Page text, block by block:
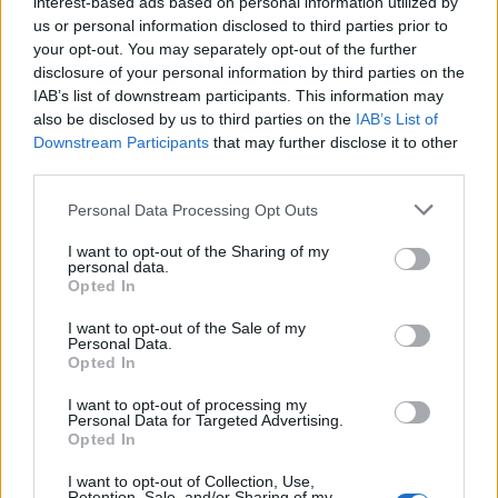
us or personal information disclosed to third parties prior to
your opt-out. You may separately opt-out of the further
disclosure of your personal information by third parties on the
IAB’s list of downstream participants. This information may
also be disclosed by us to third parties on the IAB’s List of
Downstream Participants that may further disclose it to other
Personal Data Processing Opt Outs
I want to opt-out of the Sharing of my
personal data.
Opted In
I want to opt-out of the Sale of my
Personal Data.
Opted In
I want to opt-out of processing my
Personal Data for Targeted Advertising.
Opted In
I want to opt-out of Collection, Use,
Simptomi začepljenih arterija
MSD navodi da “ateroskleroza obično ne izaziva simptome
sve dok značajno ne suzi arteriju, ili dok ne izazove naglo
začepljenje.” No, ako ih izazove, oni su vidljivi ovisno o
tome gdje se događa aterosklerotski proces, a Physicians
Committee for Responsible Medicine (PCRM) navodi tri
Bol u donjem dijelu leđa – Arterije koje vode u donji dio
leđa među prvima u tijelu nakupljaju plak i pokazuju
znakove začepljenja. PCRM navodi da 10 posto
nakupljanje plaka već do dvadesete godine, a prema
raznim studijama, ljudi koji pate od kronične boli u leđima
– najčešći oblik boli u Sjedinjenim Državama – vjerojatno